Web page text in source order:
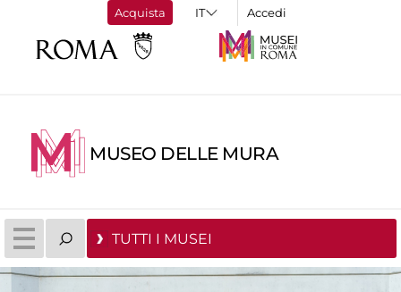
Acquista Accedi
MUSEO DELLE MURA
TUTTI I MUSEI